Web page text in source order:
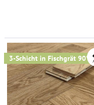
3-Schicht in Fischgrät 90°